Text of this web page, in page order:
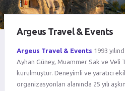
Argeus Travel & Events
Argeus Travel & Events 1993
Ayhan Güney, Muammer Sak ve Veli
kurulmuştur. Deneyimli ve yaratıcı
organizasyonları alanında 25 yılı